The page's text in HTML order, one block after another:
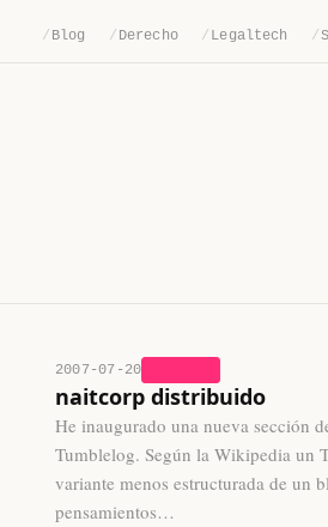
/ Blog / Derecho / Legaltech /
2007-07-20
naitcorp distribuido
He inaugurado una nueva sección
Tumblelog. Según la Wikipedia un
variante menos estructurada de un
pensamientos…